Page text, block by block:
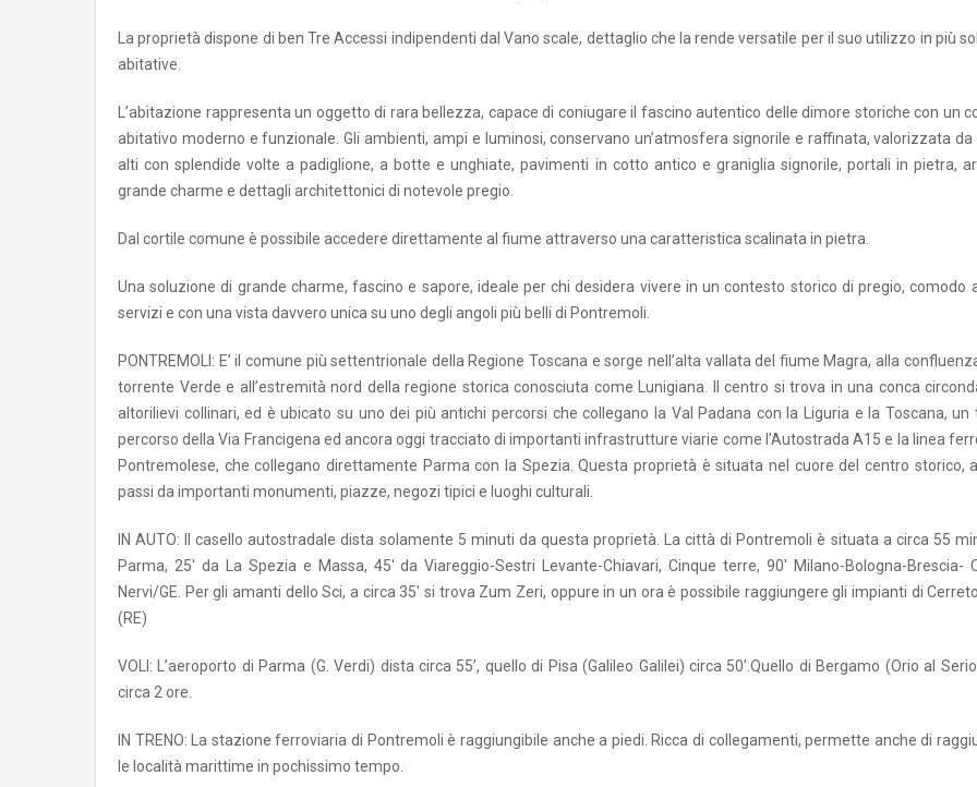
La proprietà dispone di ben Tre Accessi indipendenti dal Vano scale, dettaglio che la rende versatile per il suo utilizzo in più
abitative.
L’abitazione rappresenta un oggetto di rara bellezza, capace di coniugare il fascino autentico delle dimore storiche con un
abitativo moderno e funzionale. Gli ambienti, ampi e luminosi, conservano un’atmosfera signorile e raffinata, valorizzata
alti con splendide volte a padiglione, a botte e unghiate, pavimenti in cotto antico e graniglia signorile, portali in pietra,
grande charme e dettagli architettonici di notevole pregio.
Dal cortile comune è possibile accedere direttamente al fiume attraverso una caratteristica scalinata in pietra.
Una soluzione di grande charme, fascino e sapore, ideale per chi desidera vivere in un contesto storico di pregio, comodo
servizi e con una vista davvero unica su uno degli angoli più belli di Pontremoli.
PONTREMOLI: E’ il comune più settentrionale della Regione Toscana e sorge nell’alta vallata del fiume Magra, alla
torrente Verde e all’estremità nord della regione storica conosciuta come Lunigiana. Il centro si trova in una conca
altorilievi collinari, ed è ubicato su uno dei più antichi percorsi che collegano la Val Padana con la Liguria e la Toscana, un
percorso della Via Francigena ed ancora oggi tracciato di importanti infrastrutture viarie come l’Autostrada A15 e la linea
Pontremolese, che collegano direttamente Parma con la Spezia. Questa proprietà è situata nel cuore del centro storico,
passi da importanti monumenti, piazze, negozi tipici e luoghi culturali.
IN AUTO: Il casello autostradale dista solamente 5 minuti da questa proprietà. La città di Pontremoli è situata a circa 55
Parma, 25′ da La Spezia e Massa, 45′ da Viareggio-Sestri Levante-Chiavari, Cinque terre, 90′ Milano-Bologna-Brescia-
Nervi/GE. Per gli amanti dello Sci, a circa 35′ si trova Zum Zeri, oppure in un ora è possibile raggiungere gli impianti di
(RE)
VOLI: L’aeroporto di Parma (G. Verdi) dista circa 55’, quello di Pisa (Galileo Galilei) circa 50’.Quello di Bergamo (Orio al
circa 2 ore.
IN TRENO: La stazione ferroviaria di Pontremoli è raggiungibile anche a piedi. Ricca di collegamenti, permette anche di
le località marittime in pochissimo tempo.